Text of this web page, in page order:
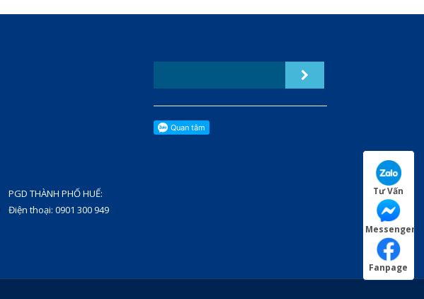
PGD THÀNH PHỐ HUẾ:
Điện thoại: 0901 300 949
Tư Vấn
Messenger
Fanpage